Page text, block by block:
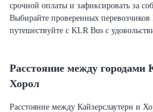
срочной оплаты и зафиксировать за
Выбирайте проверенных перевозчиков
путешествуйте с KLR Bus с
Расстояние между городами
Хорол
Расстояние между Кайзерслаутерн и